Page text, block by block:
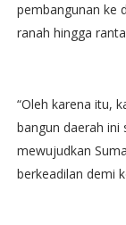
pembangunan ke
ranah hingga
“Oleh karena itu,
bangun daerah ini
mewujudkan
berkeadilan demi